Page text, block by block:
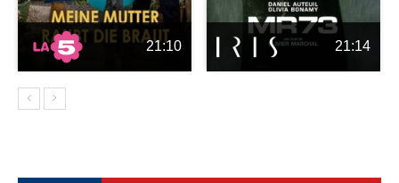
21:10 21:14